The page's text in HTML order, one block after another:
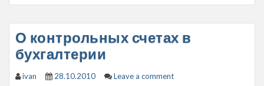
О контрольных счетах в
бухгалтерии
ivan 28.10.2010 Leave a comment